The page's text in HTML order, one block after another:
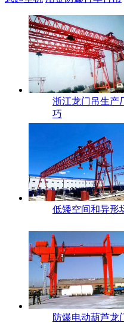
浙江龙门吊生产
巧
低矮空间和异形
防爆电动葫芦龙